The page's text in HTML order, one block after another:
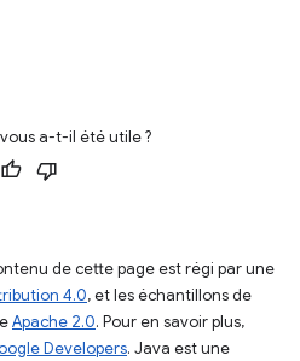
a-t-il été utile ?
de cette page est régi par une
4.0, et les échantillons de
Apache 2.0. Pour en savoir plus,
Developers. Java est une